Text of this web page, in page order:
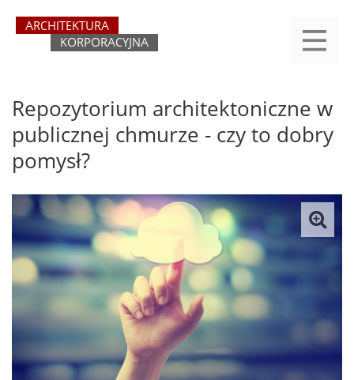
yasne
main
Repozytorium architektoniczne w
publicznej chmurze - czy to dobry
pomysł?